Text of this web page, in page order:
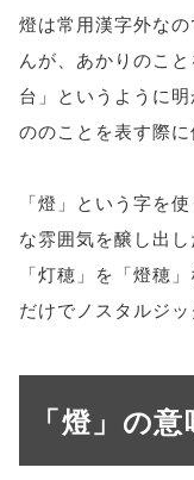
燈は常用漢字外な
んが、あかりのこ
台」というように
ののことを表す際に
「燈」という字を
な雰囲気を醸し出
「灯穂」を「燈穂
だけでノスタルジッ
「燈」の